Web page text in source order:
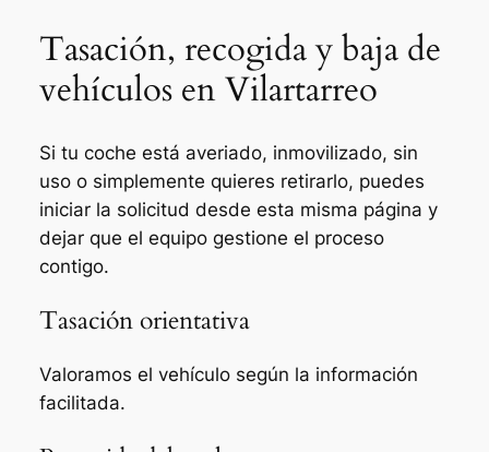
Tasación, recogida y baja de
vehículos en Vilartarreo
Si tu coche está averiado, inmovilizado, sin
uso o simplemente quieres retirarlo, puedes
iniciar la solicitud desde esta misma página y
dejar que el equipo gestione el proceso
contigo.
Tasación orientativa
Valoramos el vehículo según la información
facilitada.